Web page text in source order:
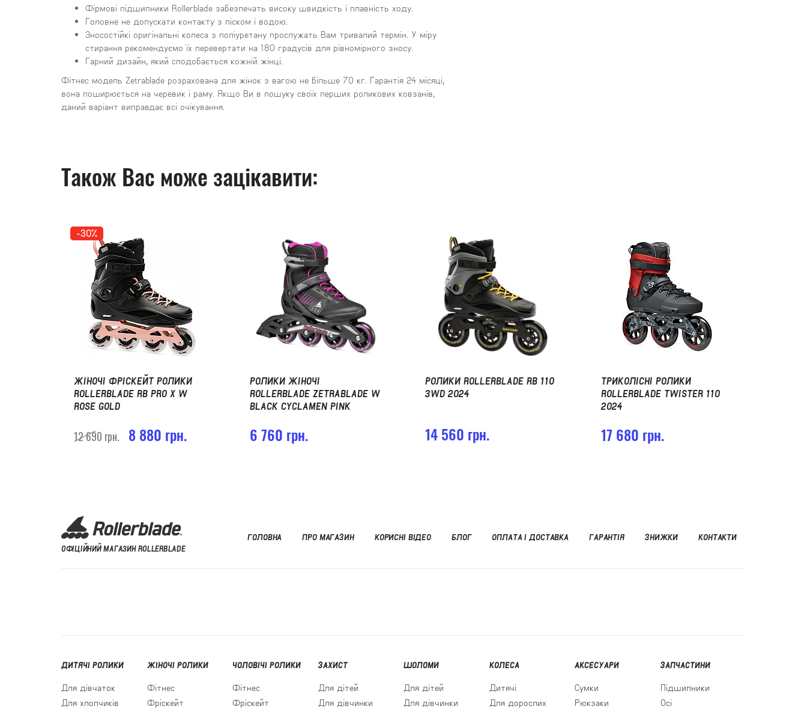
Фірмові підшипники Rollerblade забезпечать високу швидкість і плавність ходу.
Головне не допускати контакту з піском і водою.
Зносостійкі оригінальні колеса з поліуретану прослужать Вам тривалий термін. У міру
стирання рекомендуємо їх перевертати на 180 градусів для рівномірного зносу.
Гарний дизайн, який сподобається кожній жінці.
Фітнес модель Zetrablade розрахована для жінок з вагою не більше 70 кг. Гарантія 24 місяці,
вона поширюється на черевик і раму. Якщо Ви в пошуку своїх перших роликових ковзанів,
даний варіант виправдає всі очікування.
Також Вас може зацікавити:
-30%
ЖІНОЧІ ФРІСКЕЙТ РОЛИКИ
ROLLERBLADE RB PRO X W
ROSE GOLD
12 690 грн. 8 880 грн.
РОЛИКИ ЖІНОЧІ
ROLLERBLADE ZETRABLADE W
BLACK CYCLAMEN PINK
6 760 грн.
РОЛИКИ ROLLERBLADE RB 110
3WD 2024
14 560 грн.
ТРИКОЛІСНІ РОЛИКИ
ROLLERBLADE TWISTER 110
2024
17 680 грн.
ОФІЦІЙНИЙ МАГАЗИН ROLLERBLADE
ГОЛОВНА ПРО МАГАЗИН КОРИСНІ ВІДЕО БЛОГ ОПЛАТА І ДОСТАВКА ГАРАНТІЯ ЗНИЖКИ КОНТАКТИ
ДИТЯЧІ РОЛИКИ
Для дівчаток
Для хлопчиків
ЖІНОЧІ РОЛИКИ
Фітнес
Фріскейт
ЧОЛОВІЧІ РОЛИКИ
Фітнес
Фріскейт
ЗАХИСТ
Для дітей
Для дівчинки
ШОЛОМИ
Для дітей
Для дівчинки
КОЛЕСА
Дитячі
Для дорослих
АКСЕСУАРИ
Сумки
Рюкзаки
ЗАПЧАСТИНИ
Підшипники
Осі